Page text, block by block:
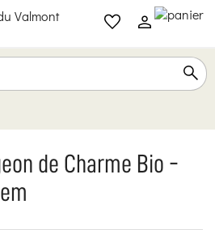
de Charme Bio -